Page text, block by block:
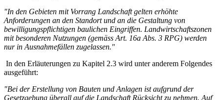
"In den Gebieten mit Vorrang Landschaft gelten erhöhte
Anforderungen an den Standort und an die Gestaltung von
bewilligungspflichtigen baulichen Eingriffen. Landwirtschaftszonen
mit besonderen Nutzungen (gemäss Art. 16a Abs. 3 RPG) werden
nur in Ausnahmefällen zugelassen."
In den Erläuterungen zu Kapitel 2.3 wird unter anderem Folgendes
ausgeführt:
"Bei der Erstellung von Bauten und Anlagen ist aufgrund der
Gesetzgebung überall auf die Landschaft Rücksicht zu nehmen. Auf